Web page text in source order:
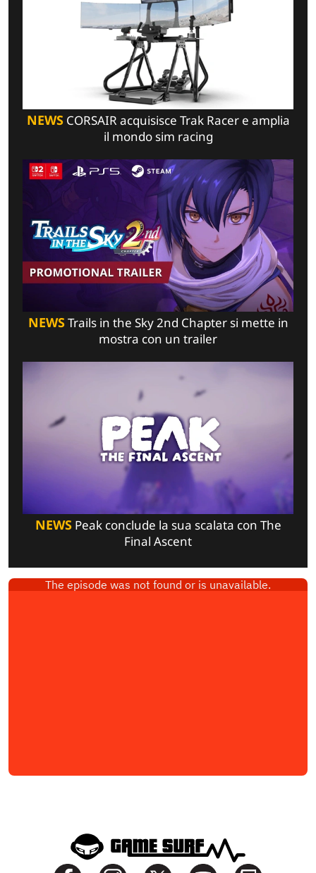
NEWSCORSAIR acquisisce Trak Racer e amplia
il mondo sim racing
NEWSTrails in the Sky 2nd Chapter si mette in
mostra con un trailer
NEWSPeak conclude la sua scalata con The
Final Ascent